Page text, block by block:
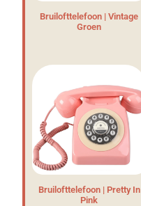
Bruilofttelefoon | Vintage
Groen
Bruilofttelefoon | Pretty In
Pink